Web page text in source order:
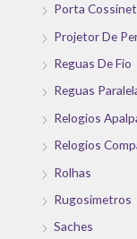
Porta
Projetor De
Reguas De Fio
Reguas
Relogios
Relogios
Rolhas
Rugosimetros
Saches